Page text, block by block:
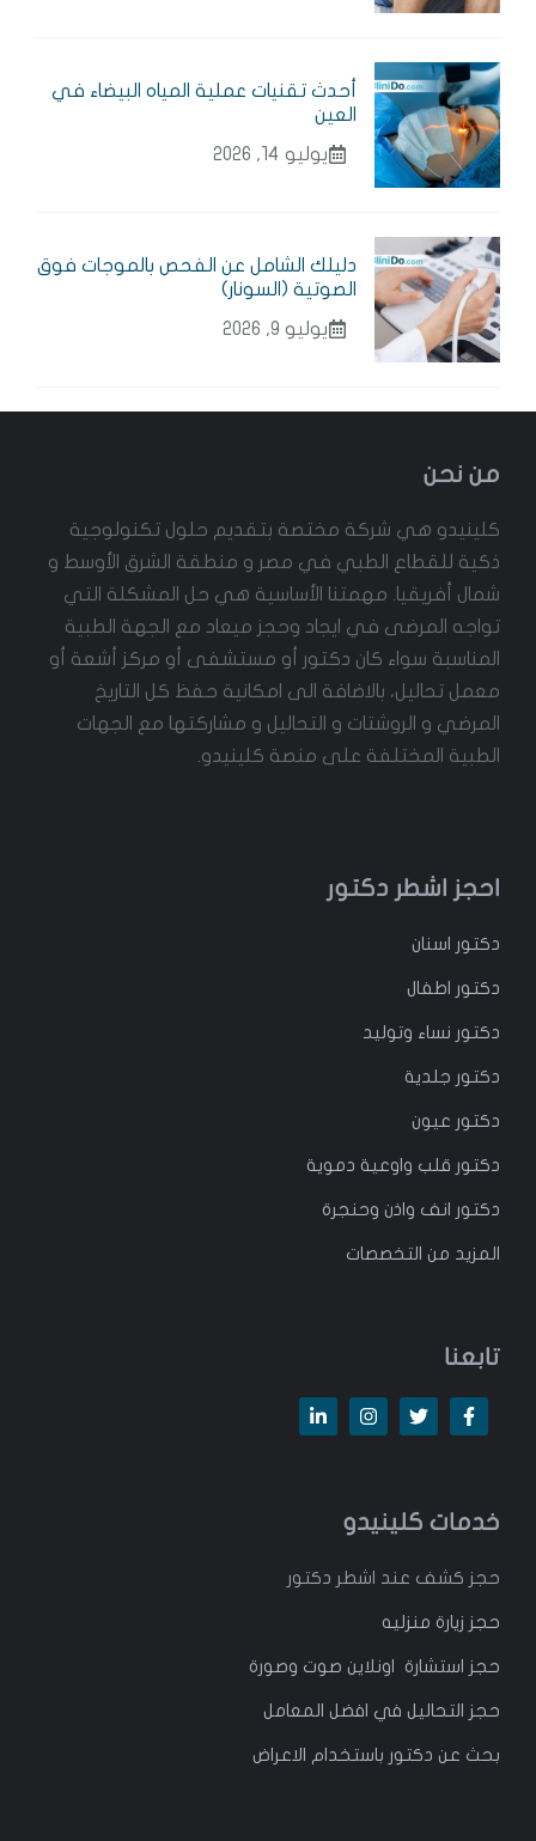
أحدث تقنيات عملية المياه البيضاء في
العين
يوليو 14, 2026
دليلك الشامل عن الفحص بالموجات فوق
الصوتية (السونار)
يوليو 9, 2026
من نحن
كلينيدو هي شركة مختصة بتقديم حلول تكنولوجية
ذكية للقطاع الطبي في مصر و منطقة الشرق الأوسط و
شمال أفريقيا. مهمتنا الأساسية هي حل المشكلة التي
تواجه المرضى في ايجاد وحجز ميعاد مع الجهة الطبية
المناسبة سواء كان دكتور أو مستشفى أو مركز أشعة أو
معمل تحاليل، بالاضافة الى امكانية حفظ كل التاريخ
المرضي و الروشتات و التحاليل و مشاركتها مع الجهات
الطبية المختلفة على منصة كلينيدو.
احجز اشطر دكتور
دكتوراسنان
دكتوراطفال
دكتورنساء وتوليد
دكتور جلدية
دكتور عيون
دكتور قلب واوعية دموية
دكتور انف واذن وحنجرة
المزيد من التخصصات
تابعنا
خدمات كلينيدو
حجز كشف عند اشطر دكتور
حجز زيارة منزليه
حجز استشارة اونلاين صوت وصورة
حجز التحاليل في افضل المعامل
بحث عن دكتور باستخدام الاعراض